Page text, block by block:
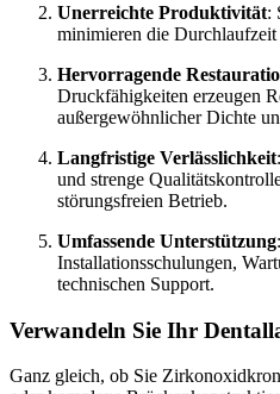
Unerreichte Produktivität:
minimieren die
Hervorragende
Druckfähigkeiten erzeugen
außergewöhnlicher Dichte
Langfristige Verlässlichkeit
und strenge
störungsfreien Betrieb.
Umfassende Unterstützung
Installationsschulungen,
technischen Support.
Verwandeln Sie Ihr
Ganz gleich, ob Sie